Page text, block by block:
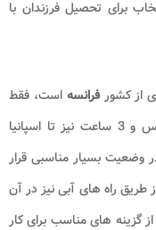
برای تحصیل فرزندان با
از کشورفرانسهاست، فقط
1 ساعت با اقیانوس اطلس، 3 ساعت تا پاریس و 3 ساعت نیز تا اسپانیا
بسیار مناسبی قرار
طریق راه های آبی نیز در آن
گزینه های مناسب برای کار